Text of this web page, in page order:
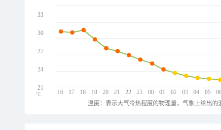
16 17 18 19 20 21 22 23 00 01 02 03 04 05
33
30
27
24
21
℃
温度：表示大气冷热程度的物理量，气象上给出